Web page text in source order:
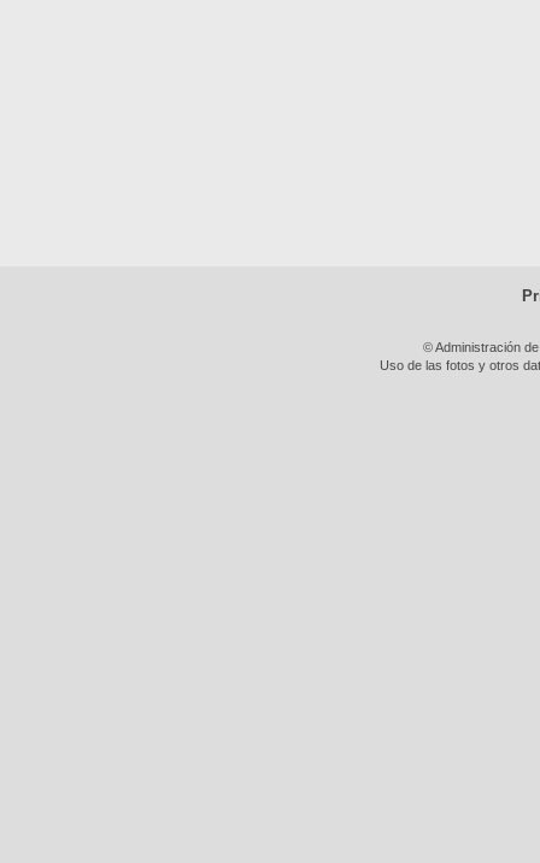
© Administración
Uso de las fotos y otros